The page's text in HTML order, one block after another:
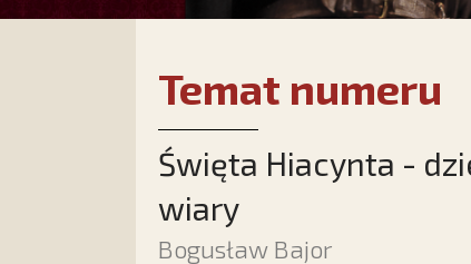
Temat numeru
Święta Hiacynta -
wiary
Bogusław Bajor